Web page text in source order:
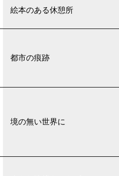
絵本のある休憩所
都市の痕跡
境の無い世界に